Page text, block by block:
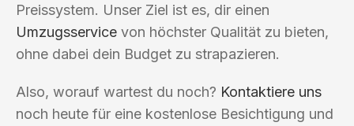
Preissystem. Unser Ziel ist es, dir einen
Umzugsservice von höchster Qualität zu bieten,
ohne dabei dein Budget zu strapazieren.
Also, worauf wartest du noch? Kontaktiere uns
noch heute für eine kostenlose Besichtigung und